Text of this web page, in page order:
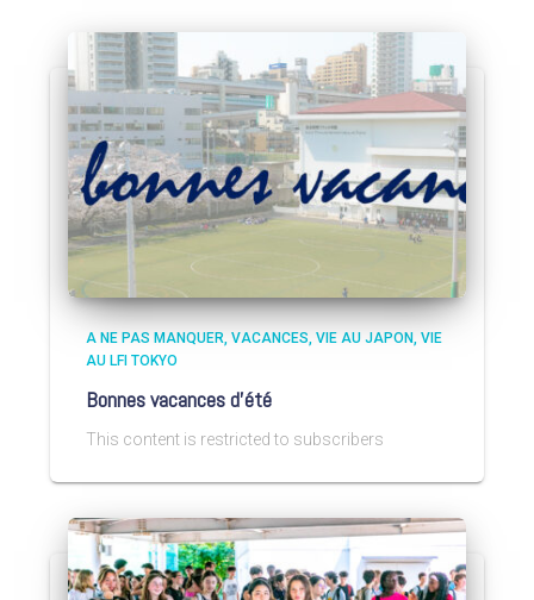
A NE PAS MANQUER VACANCES VIE AU JAPON VIE
AU LFI TOKYO
Bonnes vacances d’été
This content is restricted to subscribers